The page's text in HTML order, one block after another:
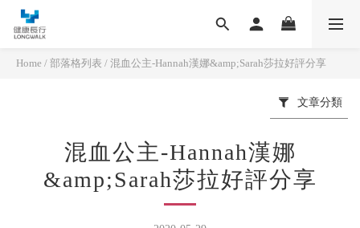
Home / 部落格列表 / 混血公主-Hannah漢娜&amp;Sarah莎拉好評分享
文章分類
混血公主-Hannah漢娜
&amp;Sarah莎拉好評分享